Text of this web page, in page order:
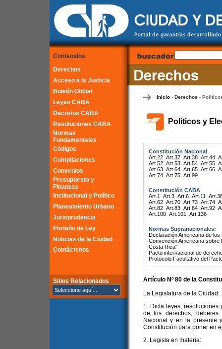
Contenidos
Derechos
Acceso a la Justicia
Boletín Oficial
Leyes CABA
Decretos CABA
Resoluciones CABA
Normas
Fundamentales
Códigos
Compilaciones
Convenios
Presupuesto y
Finanzas
Institucional y Político
Planeamiento Urbano
Jurisprudencia
Porteño de Ley
Noticias de la Ciudad
Contáctenos
Sitios Relacionados
Inicio- Derechos -
Políticos y
Constitución Nacional
Art.22 Art.37 Art.38 Art.44
Art.52 Art.53 Art.54 Art.55
Art.63 Art.64 Art.65 Art.66
Art.74 Art.75 Art.99
Constitución CABA
Art.1
Art.3 Art.6 Art.11
Art.62 Art.70 Art.73 Art.74
Art.82 Art.83 Art.84 Art.92
Art.100 Art.101 Art.136
Normas Supranacionales:
Declaración Americana de
Convención Americana
Costa Rica"
Pacto internacional de
Protocolo Facultativo del
Artículo Nº 80 de la
La Legislatura de la Ciudad:
1. Dicta leyes,
de los derechos,
Nacional y en la presente
Constitución para poner en
2. Legisla en materia: